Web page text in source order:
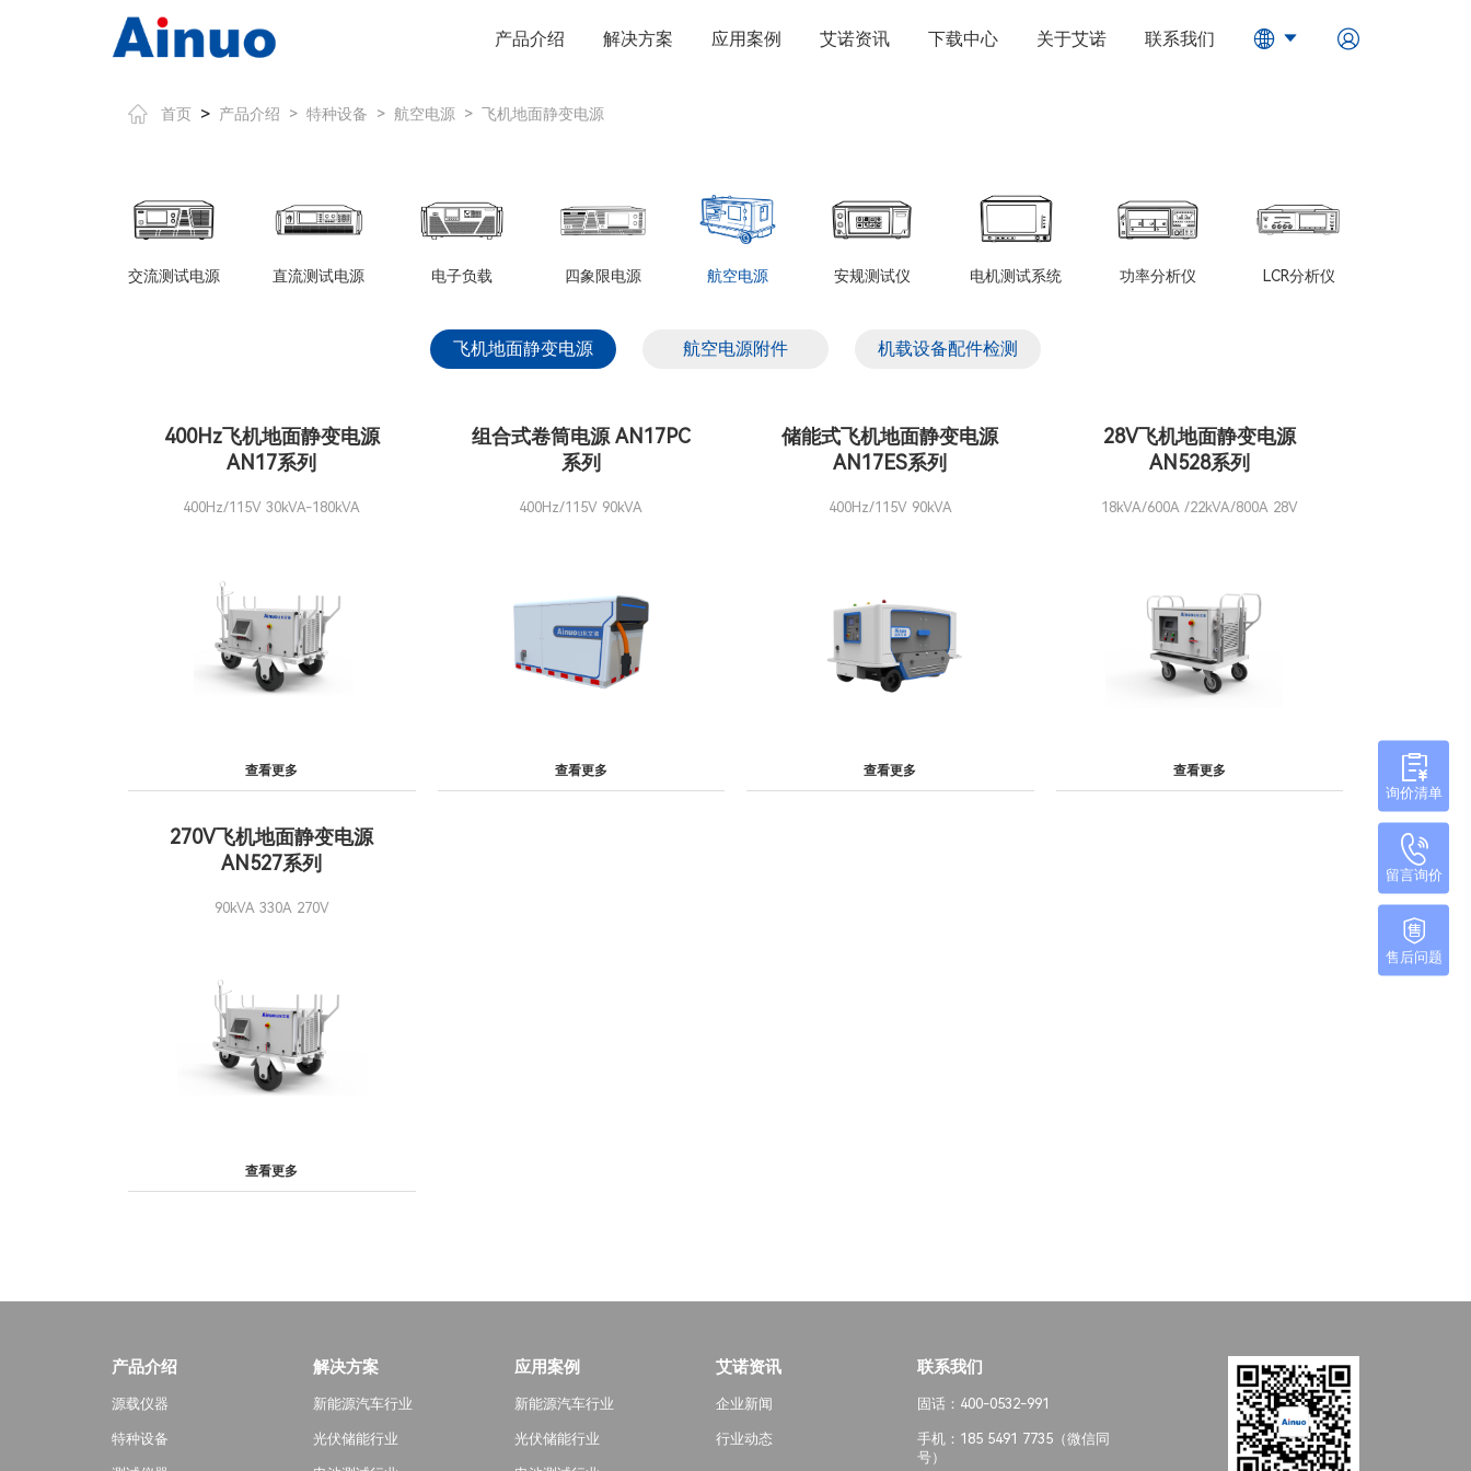
产品介绍 解决方案 应用案例 艾诺资讯 下载中心 关于艾诺 联系我们
首页 > 产品介绍 > 特种设备 > 航空电源 > 飞机地面静变电源
交流测试电源 直流测试电源 电子负载 四象限电源 航空电源 安规测试仪 电机测试系统 功率分析仪 LCR分析仪
飞机地面静变电源 航空电源附件 机载设备配件检测
400Hz飞机地面静变电源
AN17系列
400Hz/115V 30kVA-180kVA
查看更多
组合式卷筒电源 AN17PC
系列
400Hz/115V 90kVA
查看更多
储能式飞机地面静变电源
AN17ES系列
400Hz/115V 90kVA
查看更多
28V飞机地面静变电源
AN528系列
18kVA/600A /22kVA/800A 28V
查看更多
270V飞机地面静变电源
AN527系列
90kVA 330A 270V
查看更多
产品介绍
源载仪器
特种设备
解决方案
新能源汽车行业
光伏储能行业
应用案例
新能源汽车行业
光伏储能行业
艾诺资讯
企业新闻
行业动态
联系我们
固话：400-0532-991
手机：185 5491 7735（微信同
号）
询价清单
留言询价
售后问题